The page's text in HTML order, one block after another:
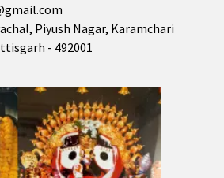
Piyush Nagar, Karamchari
- 492001